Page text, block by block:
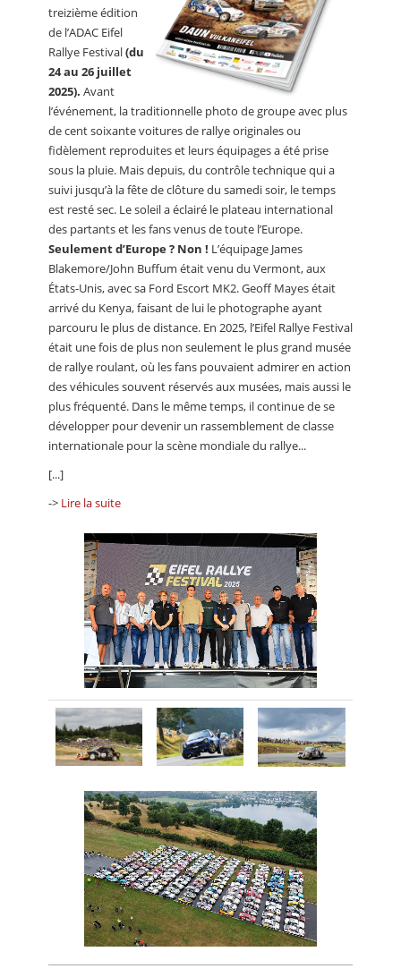
treizième édition
de l’ADAC Eifel
Rallye Festival(du
24 au 26 juillet
2025). Avant
l’événement, la traditionnelle photo de groupe avec plus
de cent soixante voitures de rallye originales ou
fidèlement reproduites et leurs équipages a été prise
sous la pluie. Mais depuis, du contrôle technique qui a
suivi jusqu’à la fête de clôture du samedi soir, le temps
est resté sec. Le soleil a éclairé le plateau international
des partants et les fans venus de toute l’Europe.
Seulement d’Europe ? Non ! L’équipage James
Blakemore/John Buffum était venu du Vermont, aux
États-Unis, avec sa Ford Escort MK2. Geoff Mayes était
arrivé du Kenya, faisant de lui le photographe ayant
parcouru le plus de distance. En 2025, l’Eifel Rallye Festival
était une fois de plus non seulement le plus grand musée
de rallye roulant, où les fans pouvaient admirer en action
des véhicules souvent réservés aux musées, mais aussi le
plus fréquenté. Dans le même temps, il continue de se
développer pour devenir un rassemblement de classe
internationale pour la scène mondiale du rallye...
[...]
-> Lire la suite